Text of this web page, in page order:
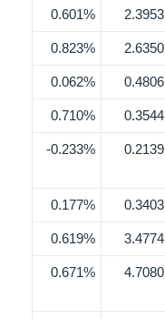
2.3953
0.601%
2.6350
0.823%
0.4806
0.062%
0.3544
0.710%
0.2139
0.233%-
0.3403
0.177%
3.4774
0.619%
4.7080
0.671%